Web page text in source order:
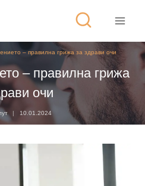
– правилна грижа за здрави очи
– правилна грижа
очи
10.01.2024